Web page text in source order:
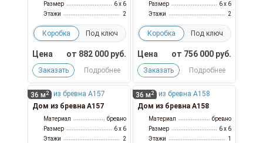
Размер
6 x 6
Этажи
2
Коробка Под ключ
Цена от 882 000руб.
Заказать Подробнее
Размер
6 x 6
Этажи
2
Коробка Под ключ
Цена от 756 000руб.
Заказать Подробнее
36 м 2
Дом из бревна А157
Материал
бревно
Размер
6 x 6
Этажи
2
36 м 2
Дом из бревна А158
Материал
бревно
Размер
6 x 6
Этажи
1